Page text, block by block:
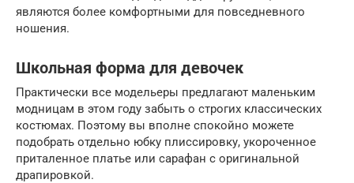
являются более комфортными для повседневного
ношения.
Школьная форма для девочек
Практически все модельеры предлагают маленьким
модницам в этом году забыть о строгих классических
костюмах. Поэтому вы вполне спокойно можете
подобрать отдельно юбку плиссировку, укороченное
приталенное платье или сарафан с оригинальной
драпировкой.